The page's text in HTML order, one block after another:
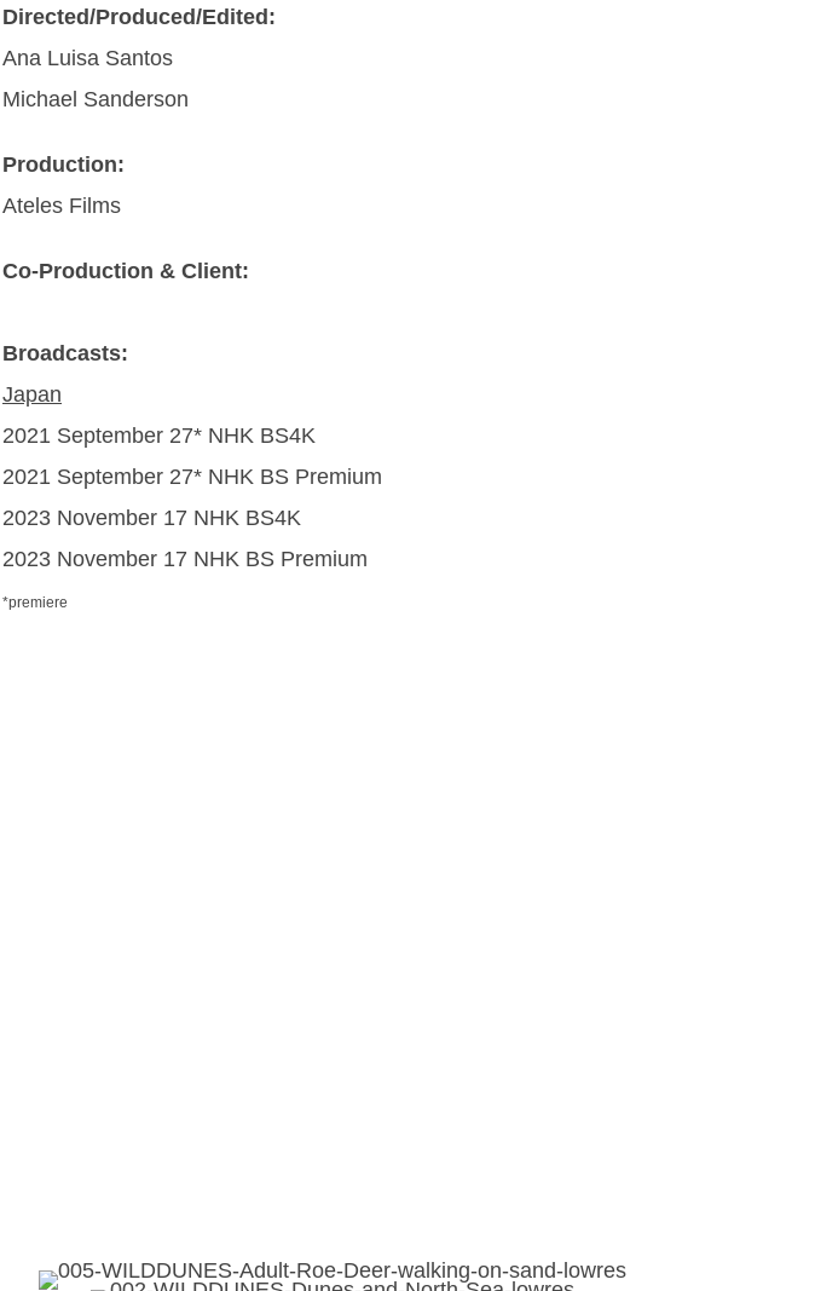
Directed/Produced/Edited:
Ana Luisa Santos
Michael Sanderson
Production:
Ateles Films
Co-Production & Client:
Broadcasts:
Japan
2021 September 27* NHK BS4K
2021 September 27* NHK BS Premium
2023 November 17 NHK BS4K
2023 November 17 NHK BS Premium
*premiere